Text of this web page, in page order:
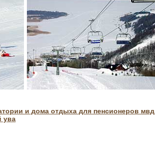
и дома отдыха для пенсионеров мвд
ува